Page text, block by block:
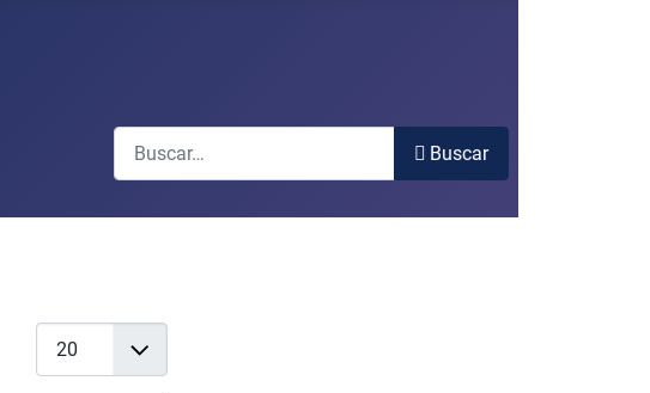
Buscar
Buscar